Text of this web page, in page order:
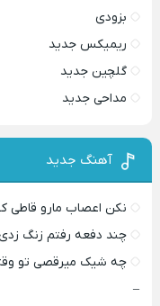
بزودی
ریمیکس جدید
گلچین جدید
مداحی جدید
آهنگ جدید
نکن اعصاب مارو قاطی
چند دفعه رفتم زنگ
چه شیک میرقصی تو
–